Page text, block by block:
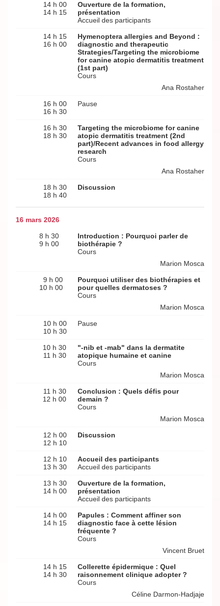
14 h 00
14 h 15
Ouverture de la formation,
présentation
Accueil des participants
14 h 15
16 h 00
Hymenoptera allergies and Beyond :
diagnostic and therapeutic
Strategies/Targeting the microbiome
for canine atopic dermatitis treatment
(1st part)
Cours
Ana Rostaher
16 h 00
16 h 30
Pause
16 h 30
18 h 30
Targeting the microbiome for canine
atopic dermatitis treatment (2nd
part)/Recent advances in food allergy
research
Cours
Ana Rostaher
18 h 30
18 h 40
Discussion
16 mars 2026
8 h 30
9 h 00
Introduction : Pourquoi parler de
biothérapie ?
Cours
Marion Mosca
9 h 00
10 h 00
Pourquoi utiliser des biothérapies et
pour quelles dermatoses ?
Cours
Marion Mosca
10 h 00
10 h 30
Pause
10 h 30
11 h 30
"-nib et -mab" dans la dermatite
atopique humaine et canine
Cours
Marion Mosca
11 h 30
12 h 00
Conclusion : Quels défis pour
demain ?
Cours
Marion Mosca
12 h 00
12 h 10
Discussion
12 h 10
13 h 30
Accueil des participants
Accueil des participants
13 h 30
14 h 00
Ouverture de la formation,
présentation
Accueil des participants
14 h 00
14 h 15
Papules : Comment affiner son
diagnostic face à cette lésion
fréquente ?
Cours
Vincent Bruet
14 h 15
14 h 30
Collerette épidermique : Quel
raisonnement clinique adopter ?
Cours
Céline Darmon-Hadjaje